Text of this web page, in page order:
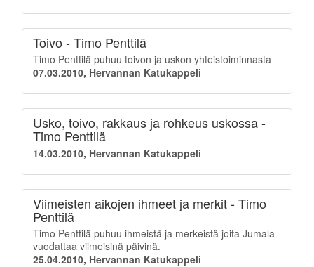
Toivo - Timo Penttilä
Timo Penttilä puhuu toivon ja uskon yhteistoiminnasta
07.03.2010, Hervannan Katukappeli
Usko, toivo, rakkaus ja rohkeus uskossa -
Timo Penttilä
14.03.2010, Hervannan Katukappeli
Viimeisten aikojen ihmeet ja merkit - Timo
Penttilä
Timo Penttilä puhuu ihmeistä ja merkeistä joita Jumala
vuodattaa viimeisinä päivinä.
25.04.2010, Hervannan Katukappeli